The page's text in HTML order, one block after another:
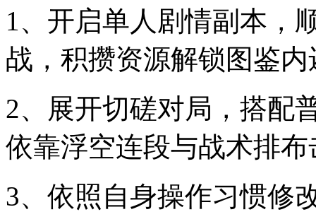
1、开启单人剧情副本，
战，积攒资源解锁图鉴
2、展开切磋对局，搭配
依靠浮空连段与战术排
3、依照自身操作习惯修